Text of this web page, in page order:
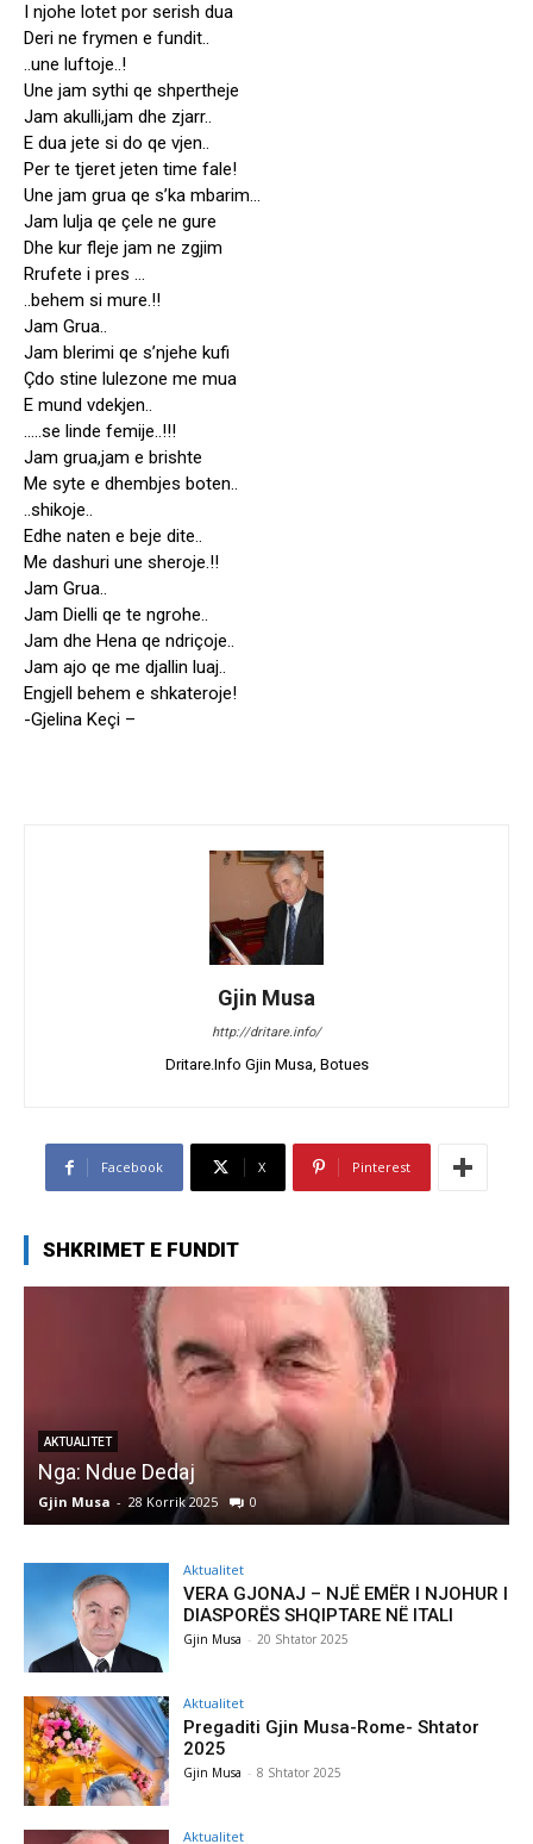
I njohe lotet por serish dua
Deri ne frymen e fundit..
..une luftoje..!
Une jam sythi qe shpertheje
Jam akulli,jam dhe zjarr..
E dua jete si do qe vjen..
Per te tjeret jeten time fale!
Une jam grua qe s’ka mbarim…
Jam lulja qe çele ne gure
Dhe kur fleje jam ne zgjim
Rrufete i pres …
..behem si mure.!!
Jam Grua..
Jam blerimi qe s’njehe kufi
Çdo stine lulezone me mua
E mund vdekjen..
…..se linde femije..!!!
Jam grua,jam e brishte
Me syte e dhembjes boten..
..shikoje..
Edhe naten e beje dite..
Me dashuri une sheroje.!!
Jam Grua..
Jam Dielli qe te ngrohe..
Jam dhe Hena qe ndriçoje..
Jam ajo qe me djallin luaj..
Engjell behem e shkateroje!
-Gjelina Keçi –
Gjin Musa
http://dritare.info/
Dritare.Info Gjin Musa, Botues
Facebook X Pinterest
SHKRIMET E FUNDIT
AKTUALITET
Nga: Ndue Dedaj
Gjin Musa - 28 Korrik 2025 0
Aktualitet
VERA GJONAJ – NJË EMËR I NJOHUR I
DIASPORËS SHQIPTARE NË ITALI
Gjin Musa - 20 Shtator 2025
Aktualitet
Pregaditi Gjin Musa-Rome- Shtator
2025
Gjin Musa - 8 Shtator 2025
Aktualitet